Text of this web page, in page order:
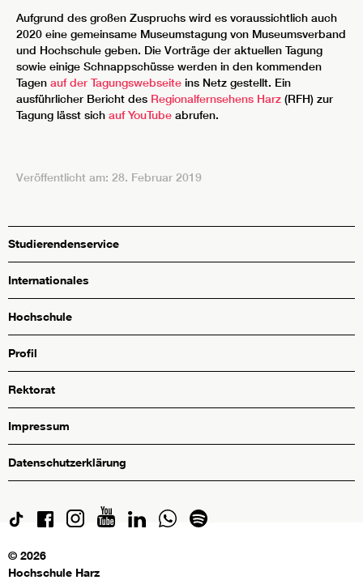
Aufgrund des großen Zuspruchs wird es voraussichtlich auch
2020 eine gemeinsame Museumstagung von Museumsverband
und Hochschule geben. Die Vorträge der aktuellen Tagung
sowie einige Schnappschüsse werden in den kommenden
Tagen auf der Tagungswebseite ins Netz gestellt. Ein
ausführlicher Bericht des Regionalfernsehens Harz (RFH) zur
Tagung lässt sich auf YouTube abrufen.
Veröffentlicht am: 28. Februar 2019
Studierendenservice
Internationales
Hochschule
Profil
Rektorat
Impressum
Datenschutzerklärung
© 2026
Hochschule Harz